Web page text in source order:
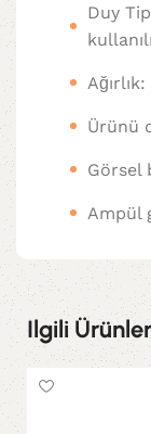
Duy
Ürünü
Görsel
Ampül
Ilgili Ürünler